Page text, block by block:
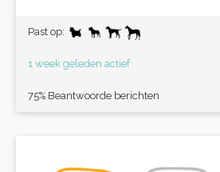
Past op:
1 week geleden actief
75% Beantwoorde berichten